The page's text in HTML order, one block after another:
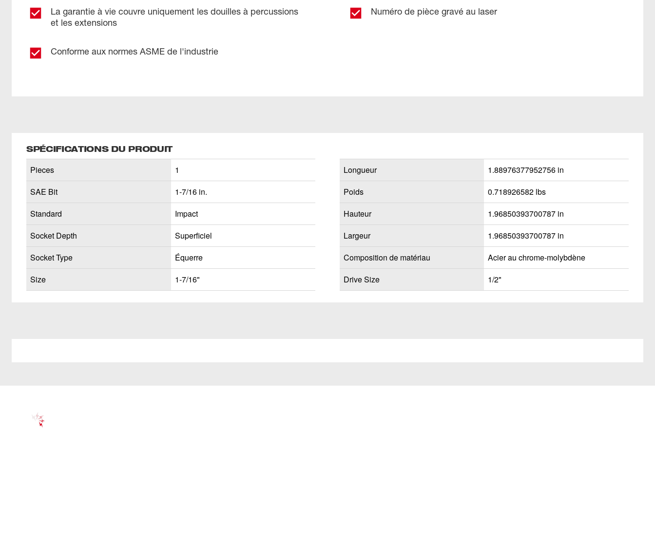
La garantie à vie couvre uniquement les douilles à percussions
et les extensions
Numéro de pièce gravé au laser
Conforme aux normes ASME de l'industrie
SPÉCIFICATIONS DU PRODUIT
Pieces
1
SAE Bit
1-7/16 in.
Standard
Impact
Socket Depth
Superficiel
Socket Type
Équerre
Size
1-7/16"
Longueur
1.88976377952756 in
Poids
0.718926582 lbs
Hauteur
1.96850393700787 in
Largeur
1.96850393700787 in
Composition de matériau
Acier au chrome-molybdène
Drive Size
1/2"